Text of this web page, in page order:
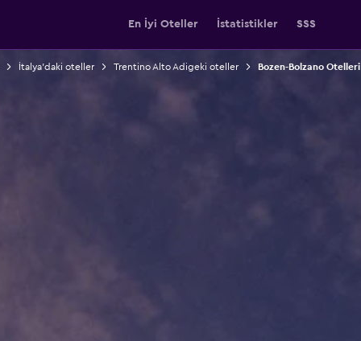
En İyi Oteller İstatistikler SSS
İtalya'daki oteller Trentino Alto Adigeki oteller Bozen-Bolzano Otelleri